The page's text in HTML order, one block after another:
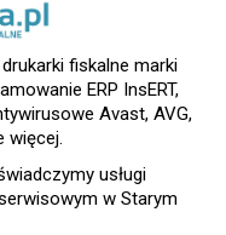
fiskalne marki
ERP InsERT,
Avast, AVG,
więcej.
usługi
w Starym